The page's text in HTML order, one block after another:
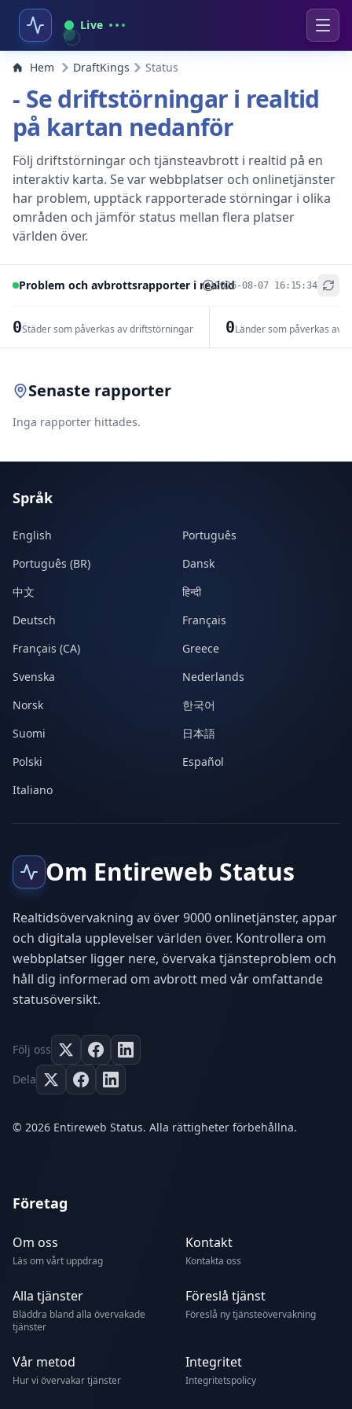
Live
Hem DraftKings Status
- Se driftstörningar i realtid
på kartan nedanför
Följ driftstörningar och tjänsteavbrott i realtid på en
interaktiv karta. Se var webbplatser och onlinetjänster
har problem, upptäck rapporterade störningar i olika
områden och jämför status mellan flera platser
världen över.
Problem och avbrottsrapporter i realtid2026-08-07 16:15:34
0Städer som påverkas av driftstörningar 0Länder som påverkas av
+
Senaste rapporter
Inga rapporter hittades.
Språk
English
Português
Português (BR)
Dansk
中文
हिन्दी
Deutsch
Français
Français (CA)
Greece
Svenska
Nederlands
Norsk
한국어
Suomi
日本語
Polski
Español
Italiano
Om Entireweb Status
Realtidsövervakning av över 9000 onlinetjänster, appar
och digitala upplevelser världen över. Kontrollera om
webbplatser ligger nere, övervaka tjänsteproblem och
håll dig informerad om avbrott med vår omfattande
statusöversikt.
Följ oss
Dela
© 2026 Entireweb Status. Alla rättigheter förbehållna.
Företag
Om oss
Läs om vårt uppdrag
Kontakt
Kontakta oss
Alla tjänster
Bläddra bland alla övervakade
tjänster
Föreslå tjänst
Föreslå ny tjänsteövervakning
Vår metod
Hur vi övervakar tjänster
Integritet
Integritetspolicy